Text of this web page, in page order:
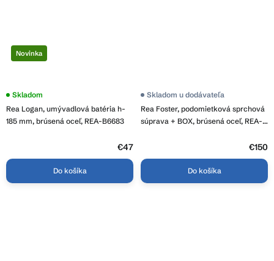
Novinka
Rea Logan, umývadlová batéria h-
185 mm, brúsená oceľ, REA-B6683
Skladom
€47
Do košíka
Rea Foster, podomietková sprchová
súprava + BOX, brúsená oceľ, REA-
Skladom u dodávateľa
€150
Do košíka